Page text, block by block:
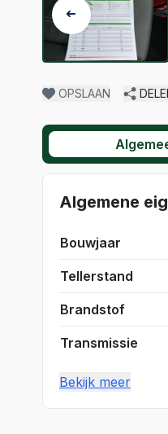
OPSLAAN
Algemene
Bouwjaar
Tellerstand
Brandstof
Transmissie
Bekijk meer